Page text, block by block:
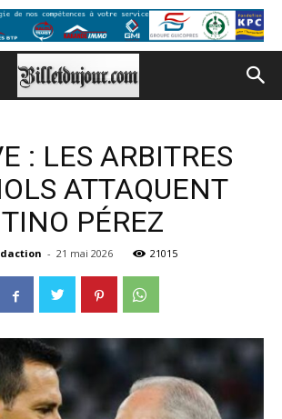
: LES ARBITRES
ATTAQUENT
PÉREZ
- 21 mai 2026 21015